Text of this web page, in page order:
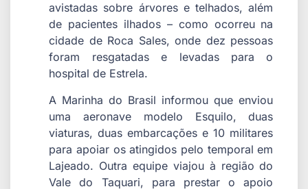
avistadas sobre árvores e telhados, além
de pacientes ilhados – como ocorreu na
cidade de Roca Sales, onde dez pessoas
foram resgatadas e levadas para o
hospital de Estrela.
A Marinha do Brasil informou que enviou
uma aeronave modelo Esquilo, duas
viaturas, duas embarcações e 10 militares
para apoiar os atingidos pelo temporal em
Lajeado. Outra equipe viajou à região do
Vale do Taquari, para prestar o apoio